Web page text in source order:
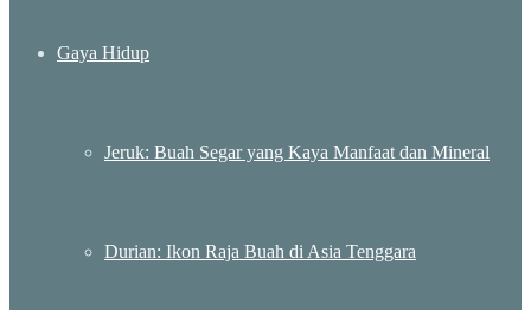
Gaya Hidup
Jeruk: Buah Segar yang Kaya Manfaat dan Mineral
Durian: Ikon Raja Buah di Asia Tenggara